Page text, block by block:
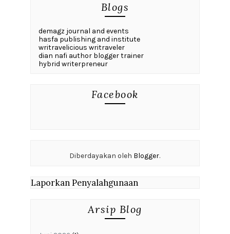
Blogs
demagz journal and events
hasfa publishing and institute
writravelicious writraveler
dian nafi author blogger trainer
hybrid writerpreneur
Facebook
Diberdayakan oleh Blogger.
Laporkan Penyalahgunaan
Arsip Blog